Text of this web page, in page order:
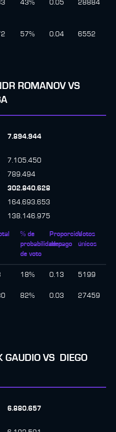
43% 0.05 28884
57% 0.04 6552
ROMANOV VS
7.894.944
7.105.450
789.494
302.840.628
164.693.653
138.146.975
% de
probabilidades
de voto
Proporción
de pago
Votos
únicos
18% 0.13 5199
82% 0.03 27459
GAUDIO VS
DIEGO
6.880.657